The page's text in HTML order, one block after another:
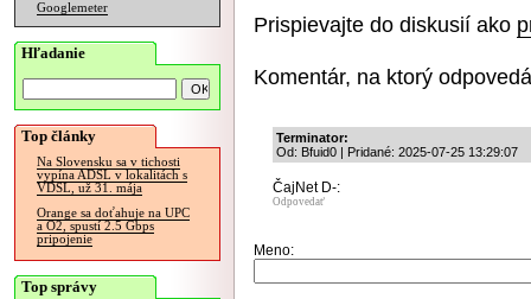
Googlemeter
Hľadanie
Top články
Na Slovensku sa v tichosti
vypína ADSL v lokalitách s
VDSL, už 31. mája
Orange sa doťahuje na UPC
a O2, spustí 2.5 Gbps
pripojenie
Top správy
Prispievajte do diskusií ako
Komentár, na ktorý
Terminator:
Od: Bfuid0 | Pridané: 2025-07-25 13:29:07
ČajNet D-:
Odpovedať
Meno: